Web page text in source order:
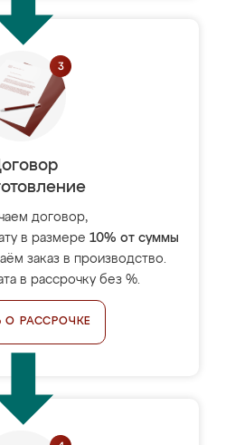
договор,
в размере 10% от суммы
заказ в производство.
в рассрочку без %.
О РАССРОЧКЕ